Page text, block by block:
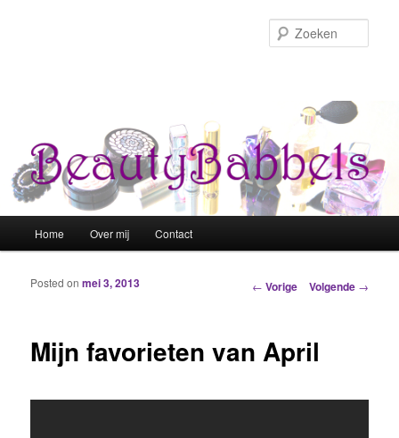
Spring naar de primaire inhoud
Spring naar de secundaire inhoud
Home Over mij Contact
Berichtnavigatie
← Vorige Volgende →
Mijn favorieten van April
Posted onmei 3, 2013